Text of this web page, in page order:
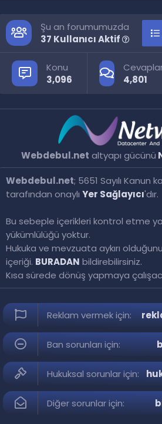
Şu an forumumuzda
37 Kullanıcı Aktif
Konu
3,096
4,801
Webdebul.net; 5651 Sayılı Kanun
tarafından onaylı Yer Sağlayıcı'dır.
Bu sebeple içerikleri kontrol etme
yükümlülüğü yoktur.
Hukuka ve mevzuata aykırı
içeriği. BURADAN bildirebilirsiniz.
Kısa sürede dönüş yapmaya
Webdebul.net altyapı gücünü
Reklam vermek için:
Ban sorunları için:
Hukuksal sorunlar için:
Diğer sorunlar için: